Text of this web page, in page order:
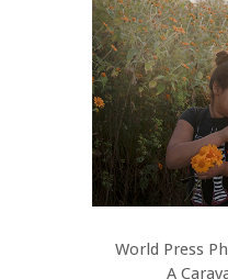
World Press
A